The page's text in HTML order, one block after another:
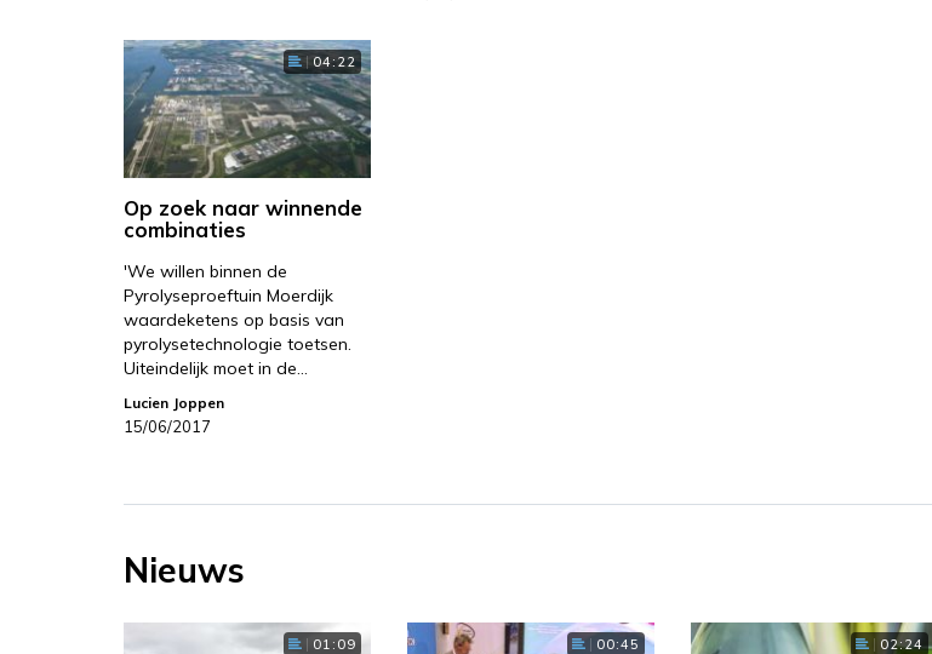
04:22
Op zoek naar winnende
combinaties
'We willen binnen de
Pyrolyseproeftuin Moerdijk
waardeketens op basis van
pyrolysetechnologie toetsen.
Uiteindelijk moet in de…
Lucien Joppen
15/06/2017
Nieuws
01:09 00:45 02:24